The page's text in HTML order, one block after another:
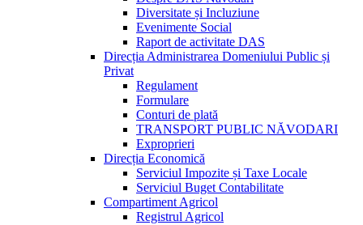
Diversitate și Incluziune
Evenimente Social
Raport de activitate DAS
Direcția Administrarea Domeniului Public și
Privat
Regulament
Formulare
Conturi de plată
TRANSPORT PUBLIC NĂVODARI
Exproprieri
Direcția Economică
Serviciul Impozite și Taxe Locale
Serviciul Buget Contabilitate
Compartiment Agricol
Registrul Agricol